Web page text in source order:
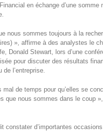
en échange d’une somme
nous sommes toujours à la
», affirme à des analystes le
Donald Stewart, lors d’une
pour discuter des résultats
de l’entreprise.
de temps pour qu’elles se
que nous sommes dans le coup »,
constater d’importantes occasions